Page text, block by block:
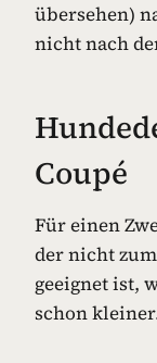
übersehen)
nicht nach
Coupé
Für einen
der nicht
geeignet ist,
schon